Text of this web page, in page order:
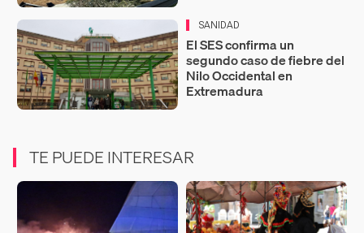
SANIDAD
El SES confirma un
segundo caso de fiebre del
Nilo Occidental en
Extremadura
TE PUEDE INTERESAR